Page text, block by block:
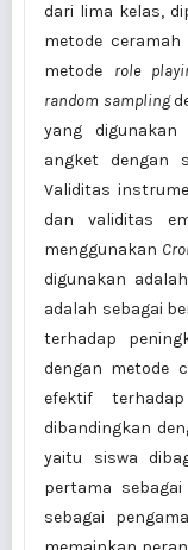
dari lima kelas,
metode
metode role
random sampling
yang
angket dengan
Validitas
dan validitas
menggunakan
digunakan
adalah sebagai
terhadap
dengan metode
efektif
dibandingkan
yaitu siswa
pertama
sebagai